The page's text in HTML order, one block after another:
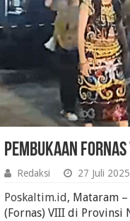
Pembukaan Fornas
Redaksi 27 Juli 2025
Poskaltim.id, Mataram
(Fornas) VIII di Provinsi